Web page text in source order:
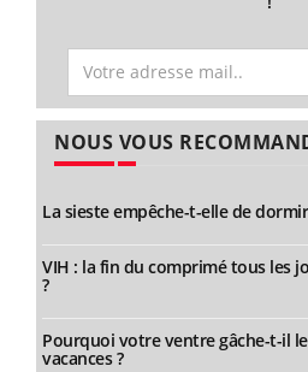
NOUS VOUS
La sieste empêche-t-elle de
VIH : la fin du comprimé tous les
?
Pourquoi votre ventre gâche-t-il
vacances ?